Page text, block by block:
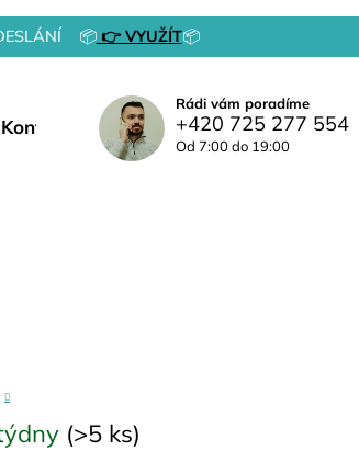
📦👉 VYUŽÍT📦
Kontakty
Rádi vám poradíme
+420 725 277 554
Od 7:00 do 19:00
(>5 ks)